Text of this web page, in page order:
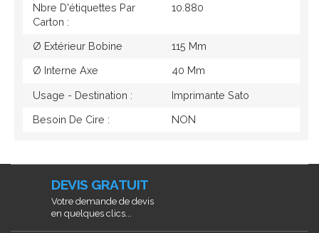
Nbre D'étiquettes Par
Carton :
10.880
Ø Extérieur Bobine 115 Mm
Ø Interne Axe 40 Mm
Usage - Destination : Imprimante Sato
Besoin De Cire : NON
DEVIS GRATUIT
Votre demande de devis
en quelques clics...